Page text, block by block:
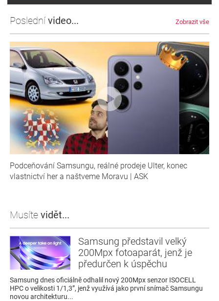
Poslední video... Zobrazit vše
Podceňování Samsungu, reálné prodeje Ulter, konec
vlastnictví her a naštveme Moravu | ASK
Musíte vidět...
Samsung představil velký
200Mpx fotoaparát, jenž je
předurčen k úspěchu
Samsung dnes oficiálně odhalil nový 200Mpx senzor ISOCELL
HPC o velikosti 1/1,3”, jenž využívá jako první snímač Samsungu
novou architekturu...